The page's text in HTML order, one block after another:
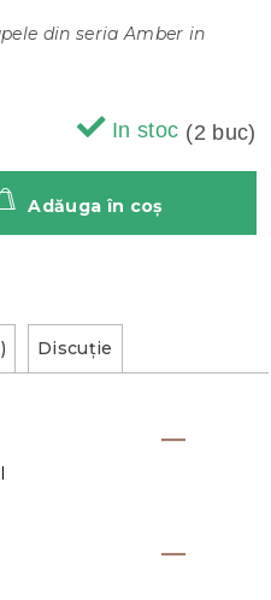
In stoc (2 buc)
Adăuga în coş
din seria Amber in
Discuţie